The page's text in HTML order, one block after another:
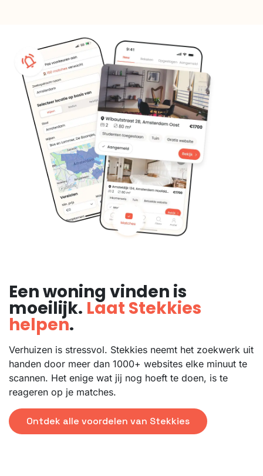
Een woning vinden is
moeilijk. Laat Stekkies
helpen.
Verhuizen is stressvol. Stekkies neemt het zoekwerk uit
handen door meer dan 1000+ websites elke minuut te
scannen. Het enige wat jij nog hoeft te doen, is te
reageren op je matches.
Ontdek alle voordelen van Stekkies